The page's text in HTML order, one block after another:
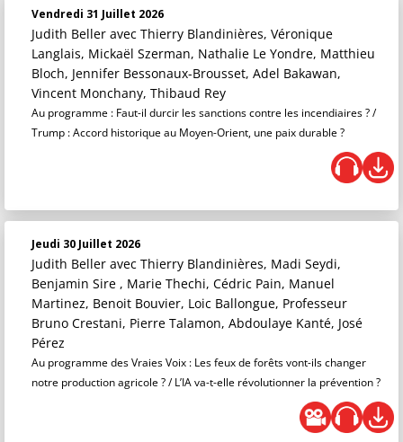
Vendredi 31 Juillet 2026
Judith Beller avec Thierry Blandinières, Véronique
Langlais, Mickaël Szerman, Nathalie Le Yondre, Matthieu
Bloch, Jennifer Bessonaux-Brousset, Adel Bakawan,
Vincent Monchany, Thibaud Rey
Au programme : Faut-il durcir les sanctions contre les incendiaires ? /
Trump : Accord historique au Moyen-Orient, une paix durable ?
Jeudi 30 Juillet 2026
Judith Beller avec Thierry Blandinières, Madi Seydi,
Benjamin Sire , Marie Thechi, Cédric Pain, Manuel
Martinez, Benoit Bouvier, Loic Ballongue, Professeur
Bruno Crestani, Pierre Talamon, Abdoulaye Kanté, José
Pérez
Au programme des Vraies Voix : Les feux de forêts vont-ils changer
notre production agricole ? / L’IA va-t-elle révolutionner la prévention ?